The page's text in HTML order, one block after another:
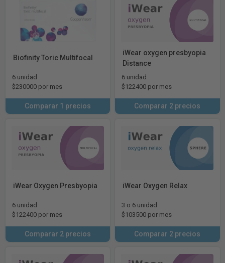
Biofinity Toric Multifocal
6 unidad
$230000 por mes
Comparar 1 precios
iWear oxygen presbyopia
Distance
6 unidad
$122400 por mes
Comparar 2 precios
iWear Oxygen Presbyopia
6 unidad
$122400 por mes
Comparar 2 precios
iWear Oxygen Relax
3 o 6 unidad
$103500 por mes
Comparar 2 precios